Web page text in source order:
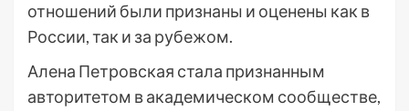
отношений были признаны и оценены как в
России, так и за рубежом.
Алена Петровская стала признанным
авторитетом в академическом сообществе,